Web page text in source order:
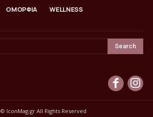
ΟΜΟΡΦΙΑ
WELLNESS
Search
© IconMag.gr All Rights Reserved